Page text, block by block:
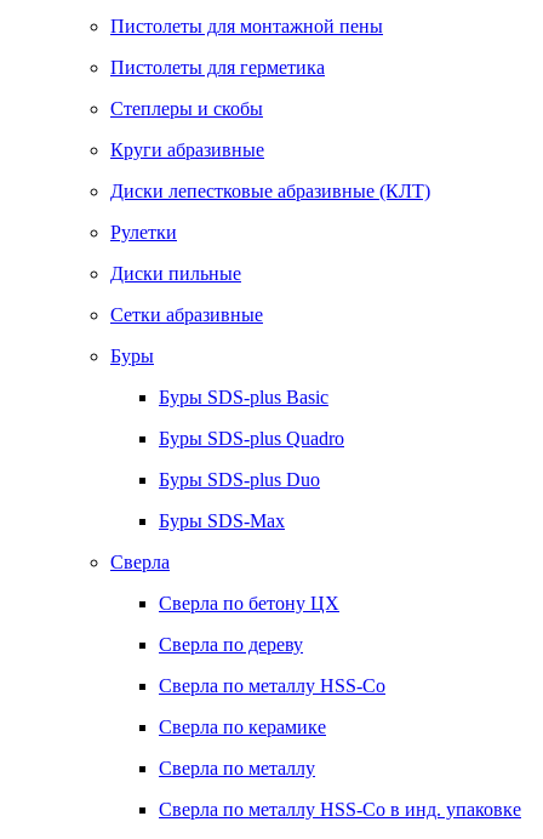
Пистолеты для монтажной пены
Пистолеты для герметика
Степлеры и скобы
Круги абразивные
Диски лепестковые абразивные (КЛТ)
Рулетки
Диски пильные
Сетки абразивные
Буры
Буры SDS-plus Basic
Буры SDS-plus Quadro
Буры SDS-plus Duo
Буры SDS-Max
Сверла
Сверла по бетону ЦХ
Сверла по дереву
Сверла по металлу HSS-Co
Сверла по керамике
Сверла по металлу
Сверла по металлу HSS-Co в инд. упаковке